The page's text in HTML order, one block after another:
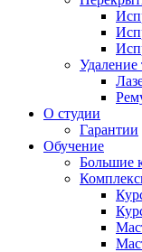
Удаление
О студии
Гарантии
Обучение
Большие